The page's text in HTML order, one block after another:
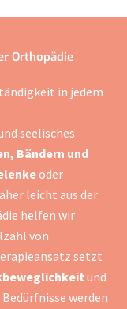
Orthopädie
in jedem
seelisches
Bändern und
oder
leicht aus der
helfen wir
von
setzt
und
werden